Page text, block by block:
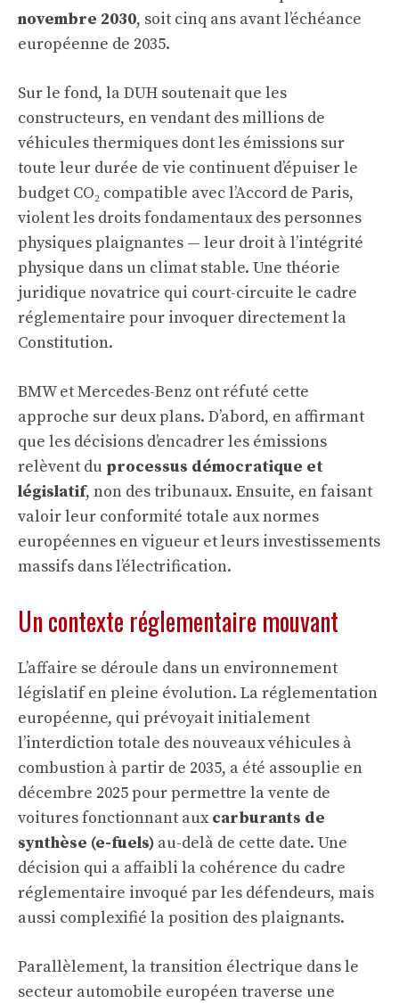
novembre 2030, soit cinq ans avant l’échéance
européenne de 2035.
Sur le fond, la DUH soutenait que les
constructeurs, en vendant des millions de
véhicules thermiques dont les émissions sur
toute leur durée de vie continuent d’épuiser le
budget CO₂ compatible avec l’Accord de Paris,
violent les droits fondamentaux des personnes
physiques plaignantes — leur droit à l’intégrité
physique dans un climat stable. Une théorie
juridique novatrice qui court-circuite le cadre
réglementaire pour invoquer directement la
Constitution.
BMW et Mercedes-Benz ont réfuté cette
approche sur deux plans. D’abord, en affirmant
que les décisions d’encadrer les émissions
relèvent du processus démocratique et
législatif, non des tribunaux. Ensuite, en faisant
valoir leur conformité totale aux normes
européennes en vigueur et leurs investissements
massifs dans l’électrification.
Un contexte réglementaire mouvant
L’affaire se déroule dans un environnement
législatif en pleine évolution. La réglementation
européenne, qui prévoyait initialement
l’interdiction totale des nouveaux véhicules à
combustion à partir de 2035, a été assouplie en
décembre 2025 pour permettre la vente de
voitures fonctionnant auxcarburants de
synthèse (e-fuels) au-delà de cette date. Une
décision qui a affaibli la cohérence du cadre
réglementaire invoqué par les défendeurs, mais
aussi complexifié la position des plaignants.
Parallèlement, la transition électrique dans le
secteur automobile européen traverse une